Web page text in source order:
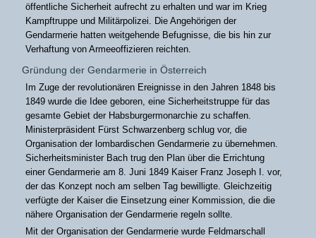
öffentliche Sicherheit aufrecht zu erhalten und war im Krieg
Kampftruppe und Militärpolizei. Die Angehörigen der
Gendarmerie hatten weitgehende Befugnisse, die bis hin zur
Verhaftung von Armeeoffizieren reichten.
Gründung der Gendarmerie in Österreich
Im Zuge der revolutionären Ereignisse in den Jahren 1848 bis
1849 wurde die Idee geboren, eine Sicherheitstruppe für das
gesamte Gebiet der Habsburgermonarchie zu schaffen.
Ministerpräsident Fürst Schwarzenberg schlug vor, die
Organisation der lombardischen Gendarmerie zu übernehmen.
Sicherheitsminister Bach trug den Plan über die Errichtung
einer Gendarmerie am 8. Juni 1849 Kaiser Franz Joseph I. vor,
der das Konzept noch am selben Tag bewilligte. Gleichzeitig
verfügte der Kaiser die Einsetzung einer Kommission, die die
nähere Organisation der Gendarmerie regeln sollte.
Mit der Organisation der Gendarmerie wurde Feldmarschall